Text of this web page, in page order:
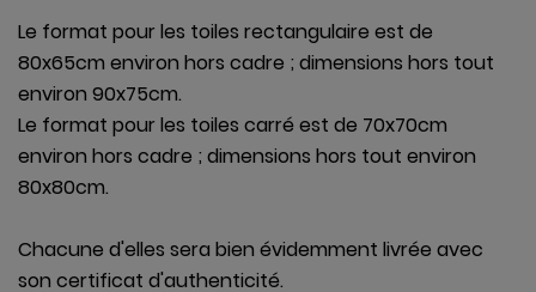
Le format pour les toiles rectangulaire est de
80x65cm environ hors cadre ; dimensions hors tout
environ 90x75cm.
Le format pour les toiles carré est de 70x70cm
environ hors cadre ; dimensions hors tout environ
80x80cm.
Chacune d'elles sera bien évidemment livrée avec
son certificat d'authenticité.